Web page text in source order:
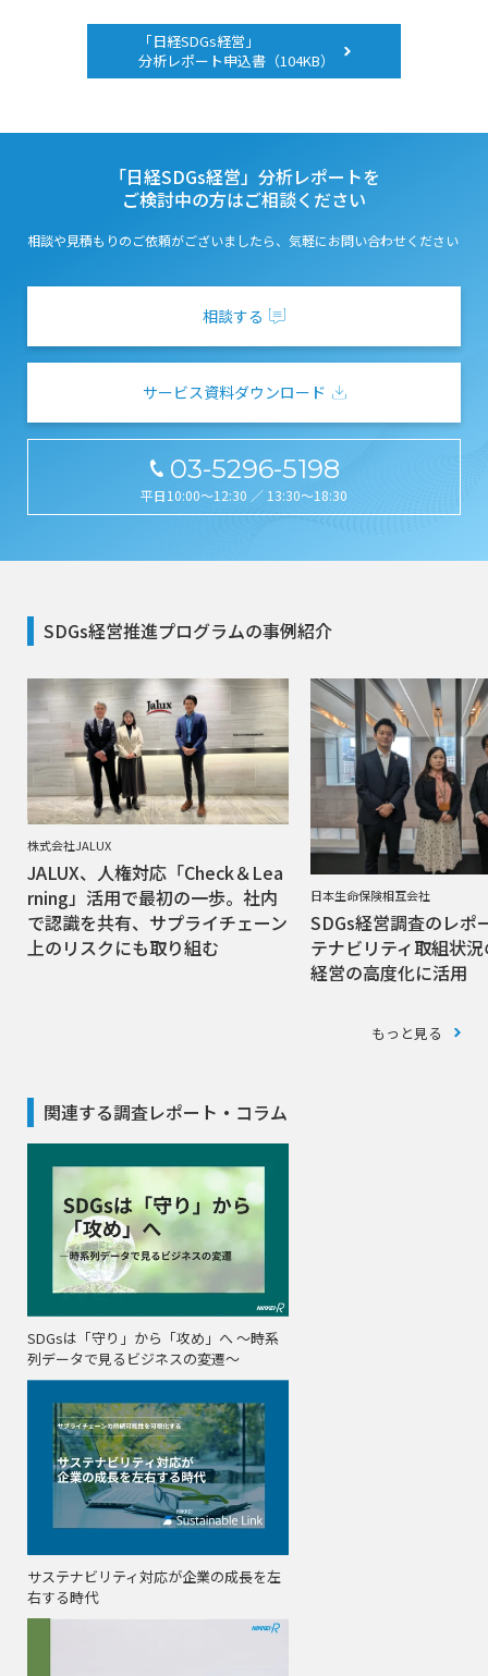
「日経SDGs経営」
分析レポート申込書（104KB）
「日経SDGs経営」分析レポートを
ご検討中の方はご相談ください
相談や見積もりのご依頼がございましたら、 気軽にお問い合わせください
相談する
サービス資料ダウンロード
03-5296-5198
平日10:00～12:30 ／ 13:30～18:30
SDGs経営推進プログラムの事例紹介
株式会社JALUX
JALUX、人権対応「Check＆Lea
rning」活用で最初の一歩。社内
で認識を共有、サプライチェーン
上のリスクにも取り組む
日本生命保険相互会社
SDGs経営調査のレポ
テナビリティ取組状
経営の高度化に活用
もっと見る
関連する調査レポート・コラム
SDGsは「守り」から「攻め」へ ～時系
列データで見るビジネスの変遷～
サステナビリティ対応が企業の成長を左
右する時代